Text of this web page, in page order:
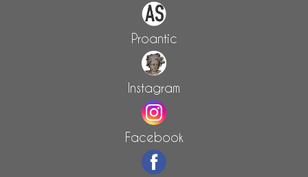
Proantic
Instagram
Facebook